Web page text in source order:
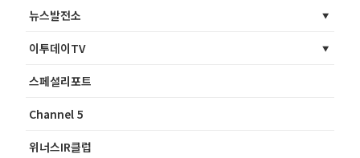
뉴스발전소
이투데이TV
스페셜리포트
Channel 5
위너스IR클럽